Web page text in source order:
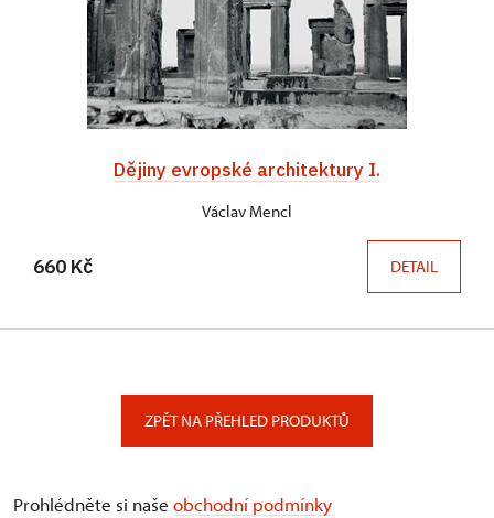
Dějiny evropské architektury I.
Václav Mencl
660 Kč DETAIL
ZPĚT NA PŘEHLED PRODUKTŮ
Prohlédněte si naše obchodní podmínky